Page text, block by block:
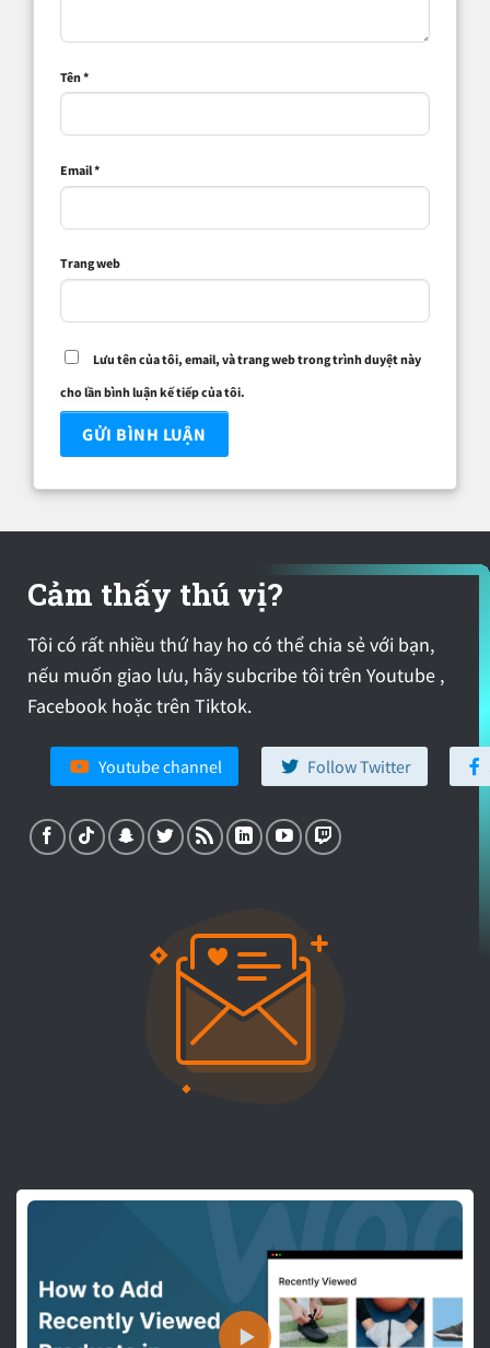
Tên*
Email*
Trang web
Lưu tên của tôi, email, và trang web trong trình duyệt này
cho lần bình luận kế tiếp của tôi.
Cảm thấy thú vị?
Tôi có rất nhiều thứ hay ho có thể chia sẻ với bạn,
nếu muốn giao lưu, hãy subcribe tôi trên Youtube ,
Facebook hoặc trên Tiktok.
Youtube channel Follow Twitter